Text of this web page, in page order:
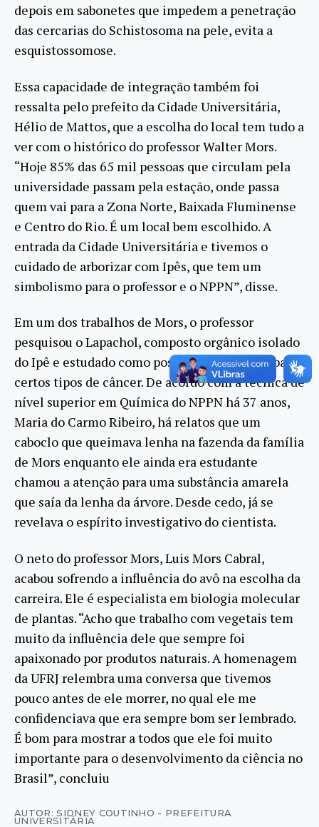
depois em sabonetes que impedem a penetração
das cercarias do Schistosoma na pele, evita a
esquistossomose.
Essa capacidade de integração também foi
ressalta pelo prefeito da Cidade Universitária,
Hélio de Mattos, que a escolha do local tem tudo a
ver com o histórico do professor Walter Mors.
“Hoje 85% das 65 mil pessoas que circulam pela
universidade passam pela estação, onde passa
quem vai para a Zona Norte, Baixada Fluminense
e Centro do Rio. É um local bem escolhido. A
entrada da Cidade Universitária e tivemos o
cuidado de arborizar com Ipês, que tem um
simbolismo para o professor e o NPPN”, disse.
Em um dos trabalhos de Mors, o professor
pesquisou o Lapachol, composto orgânico isolado
do Ipê e estudado como possível tratamento para
certos tipos de câncer. De acordo com a técnica de
nível superior em Química do NPPN há 37 anos,
Maria do Carmo Ribeiro, há relatos que um
caboclo que queimava lenha na fazenda da família
de Mors enquanto ele ainda era estudante
chamou a atenção para uma substância amarela
que saía da lenha da árvore. Desde cedo, já se
revelava o espírito investigativo do cientista.
O neto do professor Mors, Luis Mors Cabral,
acabou sofrendo a influência do avô na escolha da
carreira. Ele é especialista em biologia molecular
de plantas. “Acho que trabalho com vegetais tem
muito da influência dele que sempre foi
apaixonado por produtos naturais. A homenagem
da UFRJ relembra uma conversa que tivemos
pouco antes de ele morrer, no qual ele me
confidenciava que era sempre bom ser lembrado.
É bom para mostrar a todos que ele foi muito
importante para o desenvolvimento da ciência no
Brasil”, concluiu
AUTOR: SIDNEY COUTINHO - PREFEITURA
UNIVERSITÁRIA